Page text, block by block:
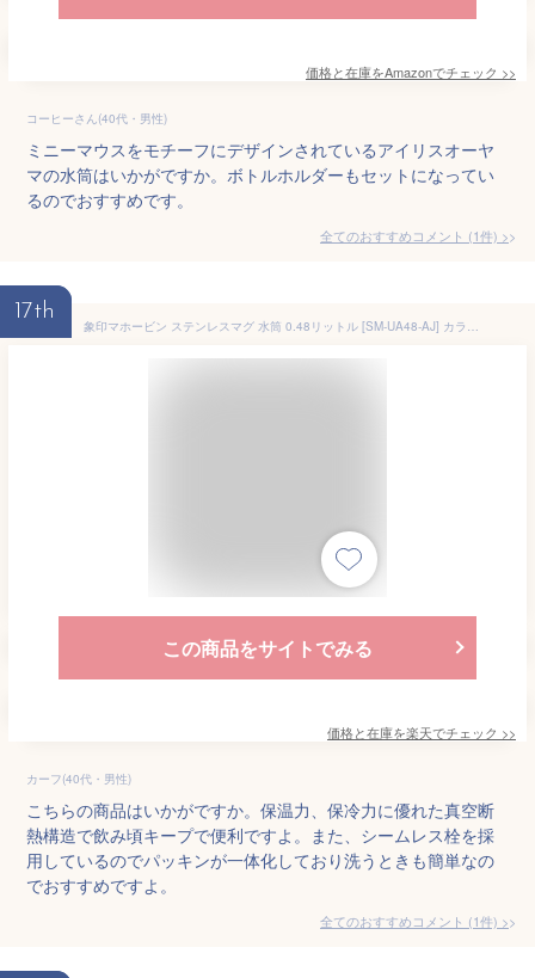
価格と在庫をAmazonでチェック >>
コーヒーさん(40代・男性)
ミニーマウスをモチーフにデザインされているアイリスオーヤ
マの水筒はいかがですか。ボトルホルダーもセットになってい
るのでおすすめです。
全てのおすすめコメント (1件) >
17th
象印マホービン ステンレスマグ 水筒 0.48リットル [SM-UA48-AJ] カラー：ダイナソーブルー【送料無料※沖縄・離島配送不可】スポーツドリンク スリム マグボトル 保温 保冷 小さい コンパクト おしゃれ かわいい シームレスせん サステナブル SDGs 2022年モデル
この商品をサイトでみる
価格と在庫を楽天でチェック >>
カーフ(40代・男性)
こちらの商品はいかがですか。保温力、保冷力に優れた真空断
熱構造で飲み頃キープで便利ですよ。また、シームレス栓を採
用しているのでパッキンが一体化しており洗うときも簡単なの
でおすすめですよ。
全てのおすすめコメント (1件) >